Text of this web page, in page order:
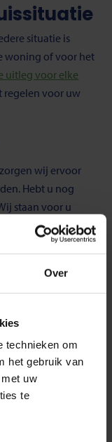
Over
technieken om
het gebruik van
uw
te
situatie is
woning of voor het
uitleg voor elke
regelen voor uw
wij ervoor
Hebt u nog
staan voor u
overgang zo
doe ik dit?